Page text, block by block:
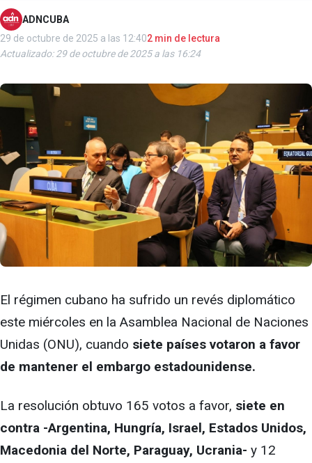
ADNCUBA
29 de octubre de 2025 a las 12:402 min de lectura
Actualizado: 29 de octubre de 2025 a las 16:24
El régimen cubano ha sufrido un revés diplomático
este miércoles en la Asamblea Nacional de Naciones
Unidas (ONU), cuando siete países votaron a favor
de mantener el embargo estadounidense.
La resolución obtuvo 165 votos a favor, siete en
contra -Argentina, Hungría, Israel, Estados Unidos,
Macedonia del Norte, Paraguay, Ucrania- y 12